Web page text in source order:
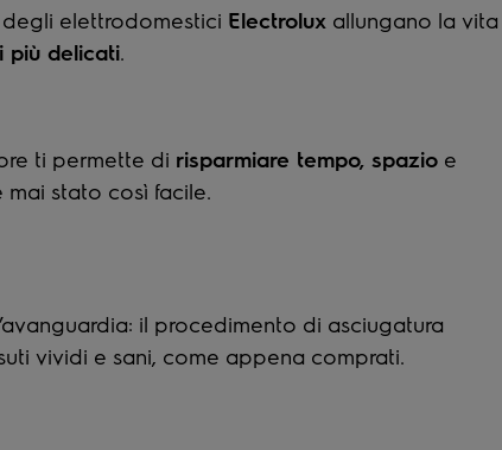
elettrodomestici Electrolux allungano la vita
più delicati.
ti permette di risparmiare tempo, spazio e
stato così facile.
il procedimento di asciugatura
vividi e sani, come appena comprati.